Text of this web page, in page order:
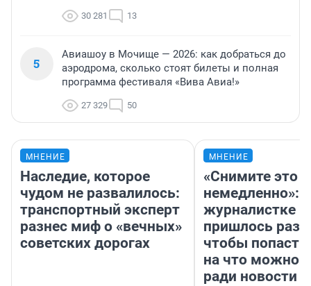
30 281 13
5
Авиашоу в Мочище — 2026: как добраться до
аэродрома, сколько стоят билеты и полная
программа фестиваля «Вива Авиа!»
27 329 50
МНЕНИЕ
Наследие, которое
чудом не развалилось:
транспортный эксперт
разнес миф о «вечных»
советских дорогах
МНЕНИЕ
«Снимите это
немедленно»:
журналистке
пришлось
чтобы попасть
на что можно
ради новости